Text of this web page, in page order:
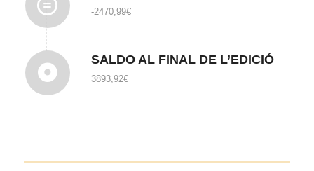
-2470,99€
SALDO AL FINAL DE L’EDICIÓ
3893,92€